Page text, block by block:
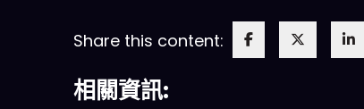
Share this content:
相關資訊: